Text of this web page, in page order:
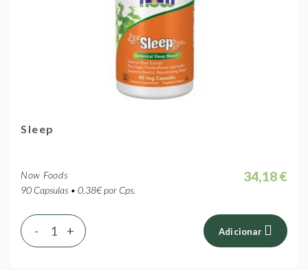
Sleep
Now Foods
90 Capsulas • 0.38€ por Cps.
34,18 €
+
- Adicionar